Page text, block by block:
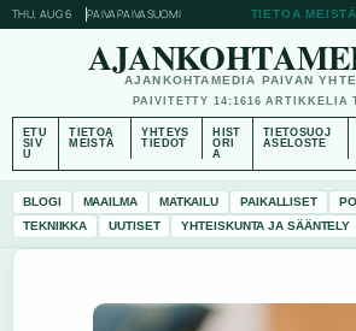
THU, AUG 6 PAIVAPAIVASUOMI TIETOA MEISTÄ
AJANKOHTAMEDIA PAIVAN
PAIVITETTY 14:1616 ARTIKKELIA
ETU
SIV
U
TIETOA
MEISTÄ
YHTEYS
TIEDOT
HIST
ORI
A
TIETOSUOJ
ASELOSTE
BLOGI MAAILMA MATKAILU PAIKALLISET
TEKNIIKKA
UUTISET YHTEISKUNTA JA SÄÄNTELY